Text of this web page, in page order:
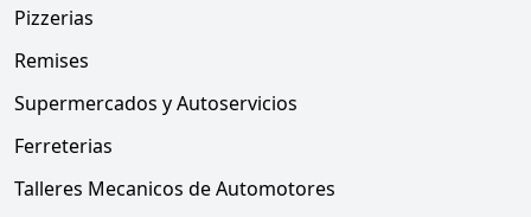
Pizzerias
Remises
Supermercados y Autoservicios
Ferreterias
Talleres Mecanicos de Automotores